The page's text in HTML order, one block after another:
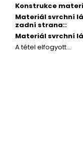
Konstrukce
Materiál svrchní
zadní strana::
Materiál svrchní
A tétel elfogyott…